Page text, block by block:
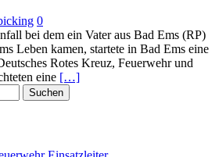
0
bei dem ein Vater aus Bad Ems (RP)
Leben kamen, startete in Bad Ems eine
Rotes Kreuz, Feuerwehr und
eine […]